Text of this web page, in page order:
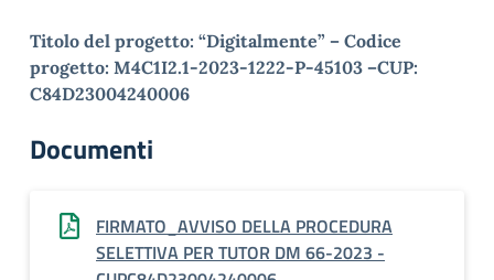
Titolo del progetto: “Digitalmente” – Codice
progetto: M4C1I2.1-2023-1222-P-45103 –CUP:
C84D23004240006
Documenti
FIRMATO_AVVISO DELLA PROCEDURA
SELETTIVA PER TUTOR DM 66-2023 -